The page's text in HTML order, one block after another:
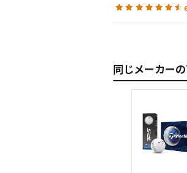
同じメーカー